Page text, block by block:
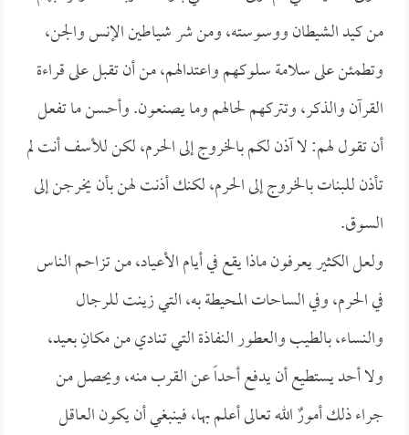
من كيد الشيطان ووسوسته، ومن شر شياطين الإنس والجن،
وتطمئن على سلامة سلوكهم واعتدالهم، من أن تقبل على قراءة
القرآن والذكر، وتتركهم لحالهم وما يصنعون. وأحسن ما تفعل
أن تقول لهم: لا آذن لكم بالخروج إلى الحرم، لكن للأسف أنت لم
تأذن للبنات بالخروج إلى الحرم، لكنك أذنت لهن بأن يخرجن إلى
السوق.
ولعل الكثير يعرفون ماذا يقع في أيام الأعياد، من تزاحم الناس
في الحرم، وفي الساحات المحيطة به، التي زينت للرجال
والنساء، بالطيب والعطور النفاذة التي تنادي من مكانٍ بعيد،
ولا أحد يستطيع أن يدفع أحداً عن القرب منه، ويحصل من
جراء ذلك أمورٌ الله تعالى أعلم بها، فينبغي أن يكون العاقل